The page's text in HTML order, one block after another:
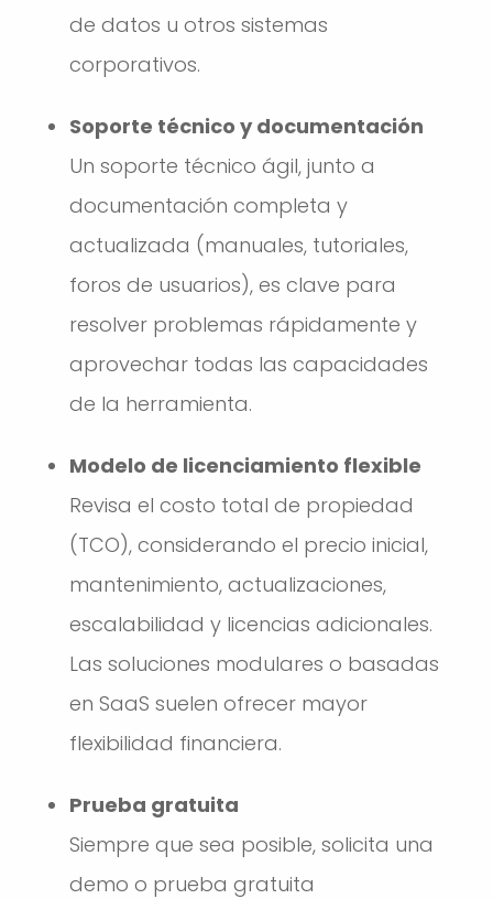
de datos u otros sistemas
corporativos.
Soporte técnico y documentación
Un soporte técnico ágil, junto a
documentación completa y
actualizada (manuales, tutoriales,
foros de usuarios), es clave para
resolver problemas rápidamente y
aprovechar todas las capacidades
de la herramienta.
Modelo de licenciamiento flexible
Revisa el costo total de propiedad
(TCO), considerando el precio inicial,
mantenimiento, actualizaciones,
escalabilidad y licencias adicionales.
Las soluciones modulares o basadas
en SaaS suelen ofrecer mayor
flexibilidad financiera.
Prueba gratuita
Siempre que sea posible, solicita una
demo o prueba gratuita